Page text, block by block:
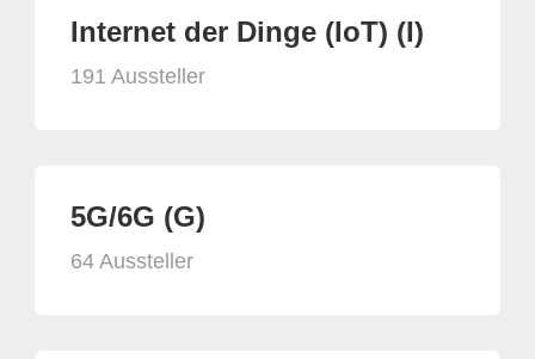
Internet der Dinge (IoT) (I)
191 Aussteller
5G/6G (G)
64 Aussteller